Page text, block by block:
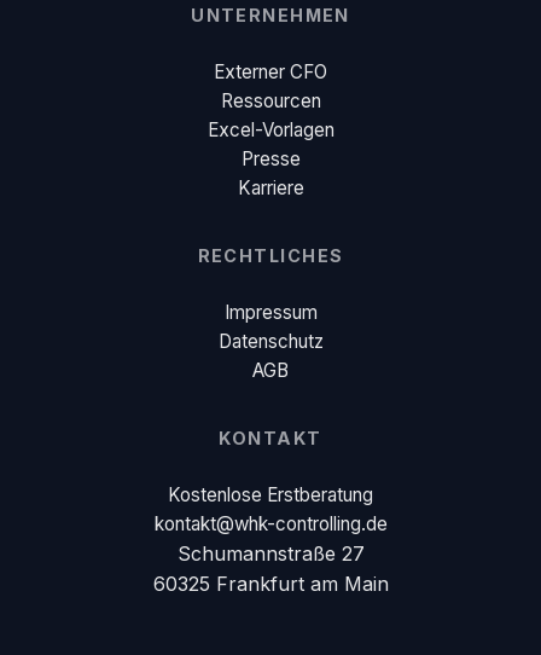
UNTERNEHMEN
Externer CFO
Ressourcen
Excel-Vorlagen
Presse
Karriere
RECHTLICHES
Impressum
Datenschutz
AGB
KONTAKT
Kostenlose Erstberatung
kontakt@whk-controlling.de
Schumannstraße 27
60325 Frankfurt am Main